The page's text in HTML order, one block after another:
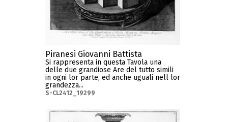
Piranesi Giovanni Battista
Si rappresenta in questa Tavola una
delle due grandiose Are del tutto simili
in ogni lor parte, ed anche uguali nell lor
grandezza...
S-CL2412_19299